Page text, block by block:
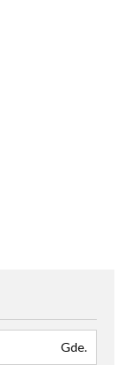
ein oder benutze
Gde.